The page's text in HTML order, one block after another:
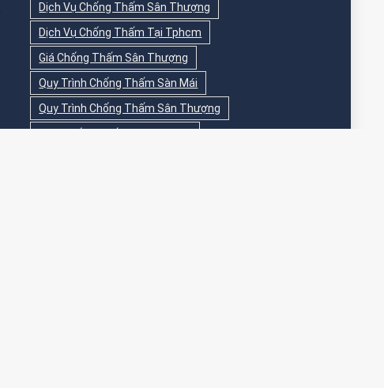
Dịch Vụ Chống Thấm Sân Thượng
Dịch Vụ Chống Thấm Tại Tphcm
Giá Chống Thấm Sân Thượng
Quy Trình Chống Thấm Sàn Mái
Quy Trình Chống Thấm Sân Thượng